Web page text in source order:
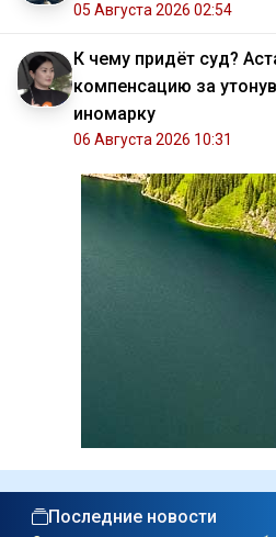
05 Августа 2026 02:54
К чему придёт суд?
компенсацию за
иномарку
06 Августа 2026 10:31
Последние новости